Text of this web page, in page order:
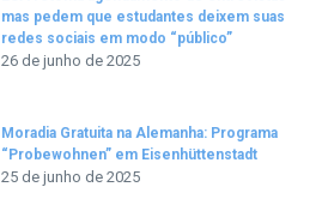
mas pedem que estudantes deixem suas
redes sociais em modo “público”
26 de junho de 2025
Moradia Gratuita na Alemanha: Programa
“Probewohnen” em Eisenhüttenstadt
25 de junho de 2025